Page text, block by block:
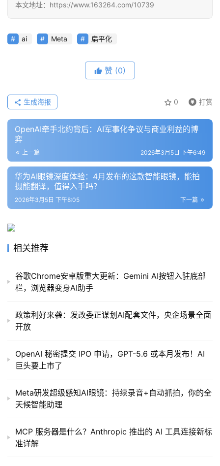
程
模
报
告
本文地址：https://www.163264.com/10739
ai Meta 扁平化
赞 (0)
0 打赏
生成海报
OpenAI牵手北约背后：AI军事化争议与商业利益的博
弈
上一篇 2026年3月5日 下午6:49
华为AI眼镜深度体验：4月发布的这款智能眼镜，能拍
摄能翻译，值得入手吗？
下一篇
2026年3月5日 下午8:05
相关推荐
谷歌Chrome安卓版重大更新：Gemini AI按钮入驻底部
栏，浏览器变身AI助手
政策利好来袭：发改委正谋划AI配套文件，央企场景全面
开放
OpenAI 秘密提交 IPO 申请，GPT-5.6 或本月发布！AI
巨头要上市了
Meta研发超级感知AI眼镜：持续录音+自动抓拍，你的全
天候智能助理
MCP 服务器是什么？Anthropic 推出的 AI 工具连接新标
准详解